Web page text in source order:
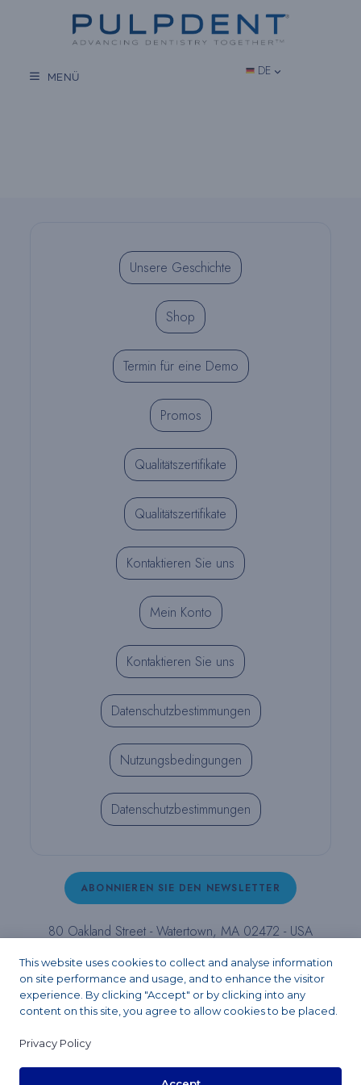
MENÜ DE
Unsere Geschichte
Shop
Termin für eine Demo
Promos
Qualitätszertifikate
Qualitätszertifikate
Kontaktieren Sie uns
Mein Konto
Kontaktieren Sie uns
Datenschutzbestimmungen
Nutzungsbedingungen
Datenschutzbestimmungen
ABONNIEREN SIE DEN NEWSLETTER
80 Oakland Street - Watertown, MA 02472 - USA
T (800) 343-4342 - T (617) 926-6666 - F (617) 926-
6262 -contact@pulpdent.com
FacebookInstagramLinkedIn
X YouTube
This website uses cookies to collect and analyse information
on site performance and usage, and to enhance the visitor
experience. By clicking "Accept" or by clicking into any
content on this site, you agree to allow cookies to be placed.
Privacy Policy